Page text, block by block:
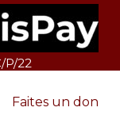
P/22
Faites un don